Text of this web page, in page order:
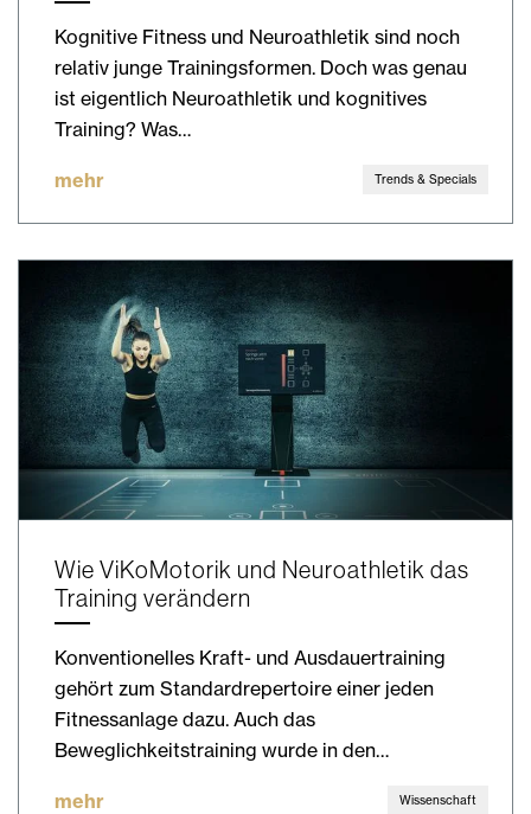
Kognitive Fitness und Neuroathletik sind noch
relativ junge Trainingsformen. Doch was genau
ist eigentlich Neuroathletik und kognitives
Training? Was…
mehr Trends & Specials
Wie ViKoMotorik und Neuroathletik das
Training verändern
Konventionelles Kraft- und Ausdauertraining
gehört zum Standardrepertoire einer jeden
Fitnessanlage dazu. Auch das
Beweglichkeitstraining wurde in den…
mehr Wissenschaft